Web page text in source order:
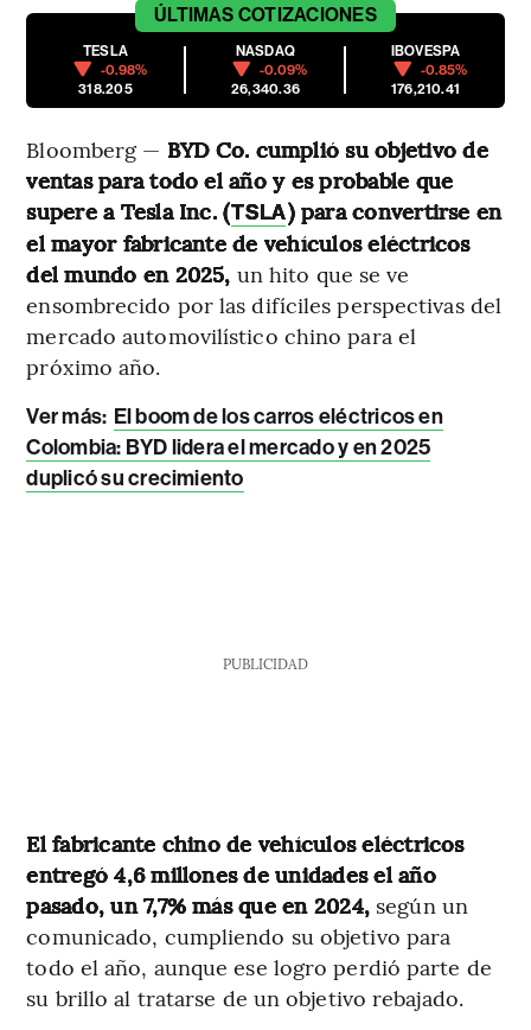
ÚLTIMAS COTIZACIONES
TESLA
-0.98%
318.205
NASDAQ
-0.09%
26,340.36
IBOVESPA
-0.85%
176,210.41
Bloomberg — BYD Co. cumplió su objetivo de
ventas para todo el año y es probable que
supere a Tesla Inc. (TSLA) para convertirse en
el mayor fabricante de vehículos eléctricos
del mundo en 2025, un hito que se ve
ensombrecido por las difíciles perspectivas del
mercado automovilístico chino para el
próximo año.
Ver más: El boom de los carros eléctricos en
Colombia: BYD lidera el mercado y en 2025
duplicó su crecimiento
PUBLICIDAD
El fabricante chino de vehículos eléctricos
entregó 4,6 millones de unidades el año
pasado, un 7,7% más que en 2024, según un
comunicado, cumpliendo su objetivo para
todo el año, aunque ese logro perdió parte de
su brillo al tratarse de un objetivo rebajado.